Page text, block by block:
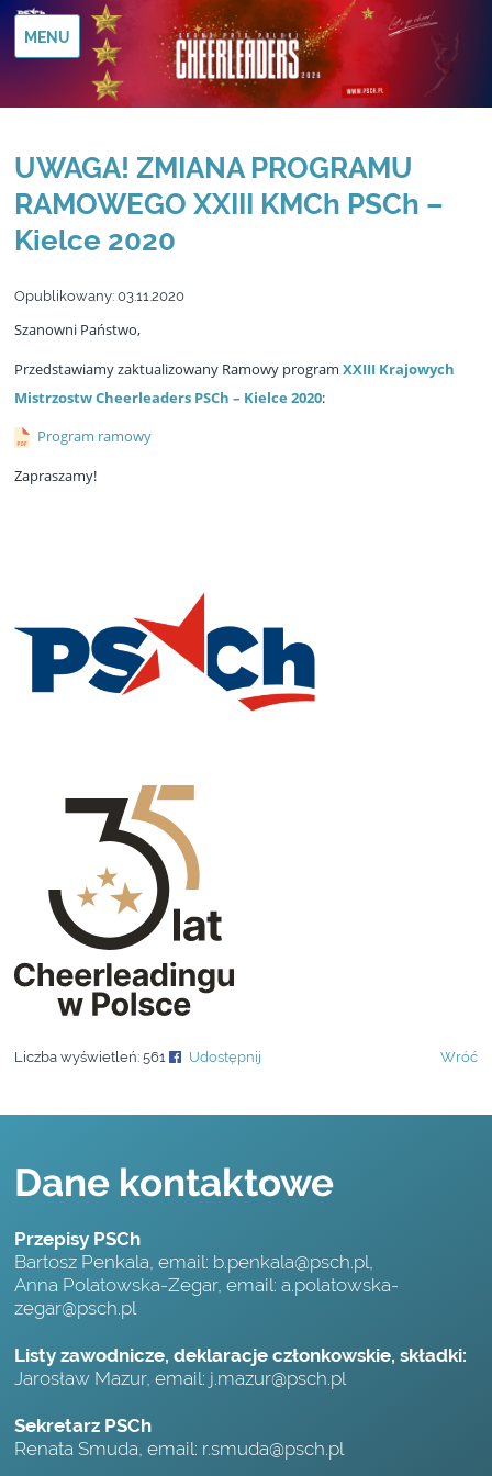
MENU
UWAGA! ZMIANA PROGRAMU
RAMOWEGO XXIII KMCh PSCh –
Kielce 2020
Opublikowany: 03.11.2020
Szanowni Państwo,
Przedstawiamy zaktualizowany Ramowy program XXIII Krajowych
Mistrzostw Cheerleaders PSCh – Kielce 2020:
Program ramowy
Zapraszamy!
Liczba wyświetleń: 561 Udostępnij Wróć
Dane kontaktowe
Przepisy PSCh
Bartosz Penkala, email: b.penkala@psch.pl,
Anna Polatowska-Zegar, email: a.polatowska-
zegar@psch.pl
Listy zawodnicze, deklaracje członkowskie, składki:
Jarosław Mazur, email: j.mazur@psch.pl
Sekretarz PSCh
Renata Smuda, email: r.smuda@psch.pl